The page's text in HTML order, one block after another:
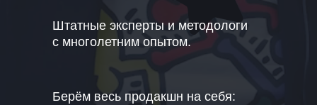
Штатные эксперты и методологи
с многолетним опытом.
Берём весь продакшн на себя: